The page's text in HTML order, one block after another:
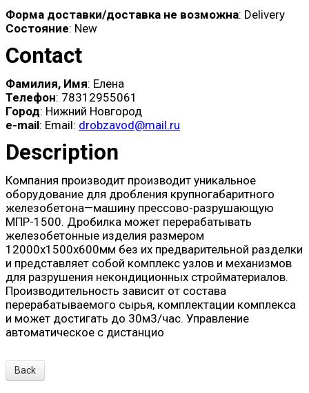
Форма доставки/доставка не возможна: Delivery
Состояние: New
Contact
Фамилия, Имя: Елена
Телефон: 78312955061
Город: Нижний Новгород
e-mail: Email: drobzavod@mail.ru
Description
Компания производит производит уникальное
оборудование для дробления крупногабаритного
железобетона—машину прессово-разрушающую
МПР-1500. Дробилка может перерабатывать
железобетонные изделия размером
12000х1500х600мм без их предварительной разделки
и представляет собой комплекс узлов и механизмов
для разрушения некондиционных стройматериалов.
Производительность зависит от состава
перерабатываемого сырья, комплектации комплекса
и может достигать до 30м3/час. Управление
автоматическое с дистанцио
Back